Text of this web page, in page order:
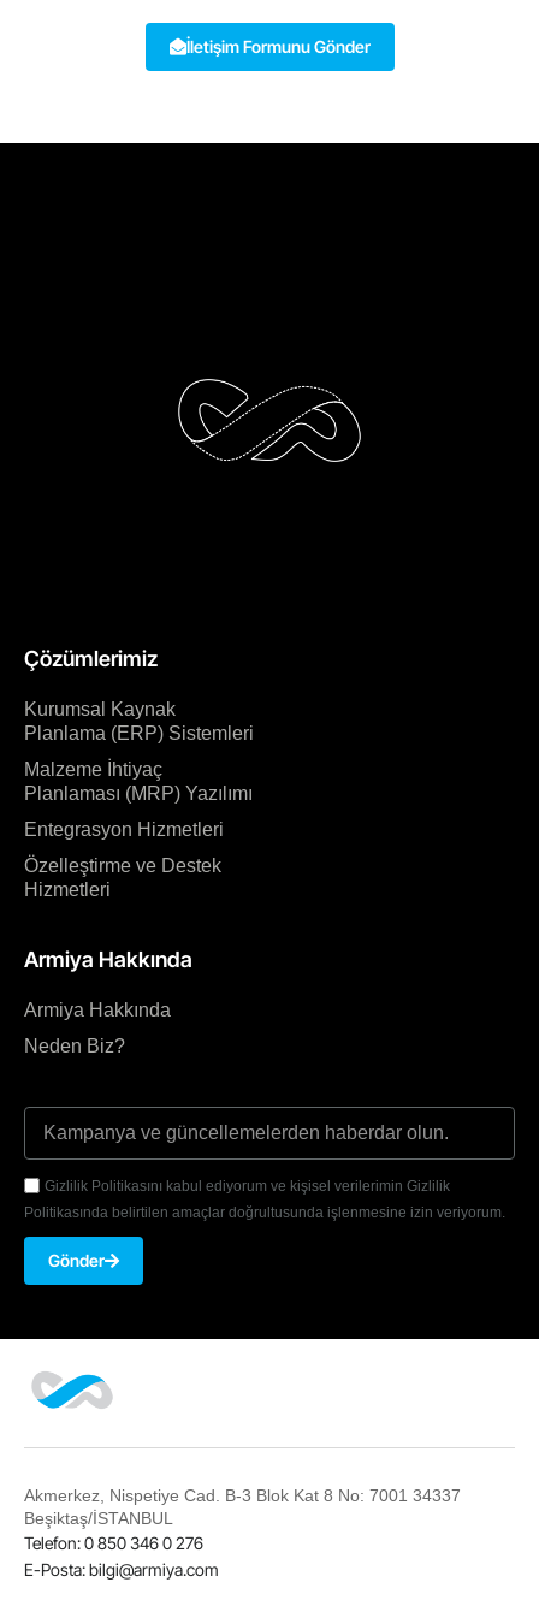
İletişim Formunu Gönder
Çözümlerimiz
Kurumsal Kaynak
Planlama (ERP) Sistemleri
Malzeme İhtiyaç
Planlaması (MRP) Yazılımı
Entegrasyon Hizmetleri
Özelleştirme ve Destek
Hizmetleri
Armiya Hakkında
Armiya Hakkında
Neden Biz?
Gizlilik Politikasını kabul ediyorum ve kişisel verilerimin Gizlilik
Politikasında belirtilen amaçlar doğrultusunda işlenmesine izin veriyorum.
Gönder
Akmerkez, Nispetiye Cad. B-3 Blok Kat 8 No: 7001 34337
Beşiktaş/İSTANBUL
Telefon: 0 850 346 0 276
E-Posta:bilgi@armiya.com